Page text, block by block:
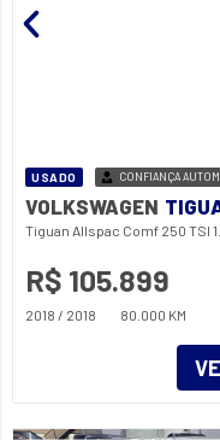
USADO CONFIANÇA
VOLKSWAGEN
Tiguan Allspac Comf 250 TSI
R$ 105.899
2018 / 2018 80.000 KM